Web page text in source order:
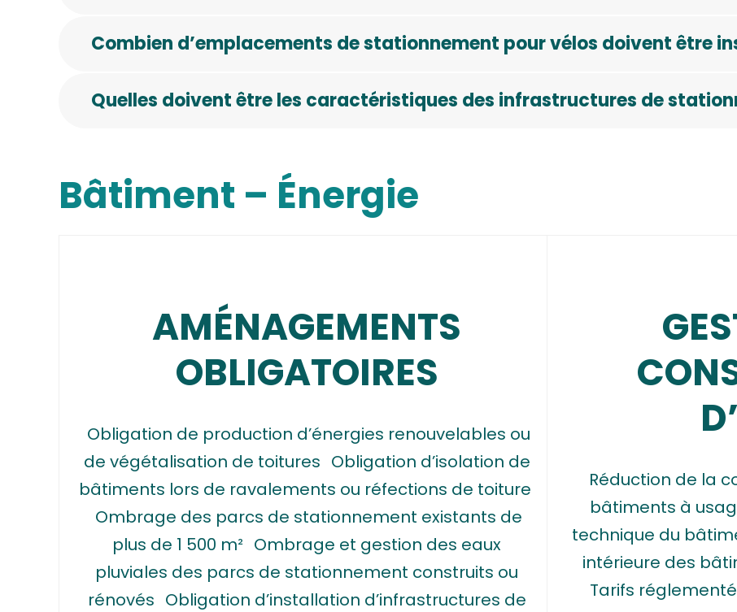
Combien d’emplacements de stationnement pour vélos doivent être
Quelles doivent être les caractéristiques des infrastructures de
Bâtiment – Énergie
AMÉNAGEMENTS
OBLIGATOIRES
Obligation de production d’énergies renouvelables ou
de végétalisation de toitures Obligation d’isolation de
bâtiments lors de ravalements ou réfections de toiture
Ombrage des parcs de stationnement existants de
plus de 1 500 m² Ombrage et gestion des eaux
pluviales des parcs de stationnement construits ou
rénovés Obligation d’installation d’infrastructures de
Réduction de la
bâtiments à
technique du
intérieure des
Tarifs